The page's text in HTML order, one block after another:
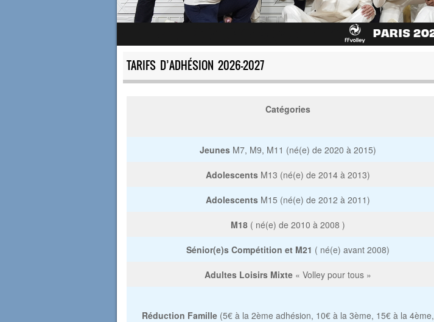
TARIFS D’ADHÉSION 2026-2027
Catégories
Jeunes M7, M9, M11 (né(e) de 2020 à 2015)
Adolescents M13 (né(e) de 2014 à 2013)
AdolescentsM15 (né(e) de 2012 à 2011)
M18( né(e) de 2010 à 2008 )
Sénior(e)s Compétition et M21 ( né(e) avant 2008)
Adultes Loisirs Mixte« Volley pour tous »
Réduction Famille(5€ à la 2ème adhésion, 10€ à la 3ème, 15€ à la 4ème,